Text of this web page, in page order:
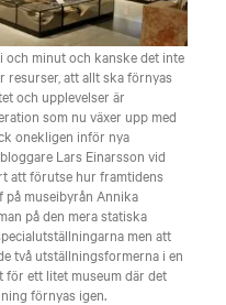
minut och kanske det inte
resurser, att allt ska förnyas
och upplevelser är
som nu växer upp med
onekligen inför nya
Lars Einarsson vid
att förutse hur framtidens
på museibyrån Annika
på den mera statiska
men att
två utställningsformerna i en
för ett litet museum där det
förnyas igen.